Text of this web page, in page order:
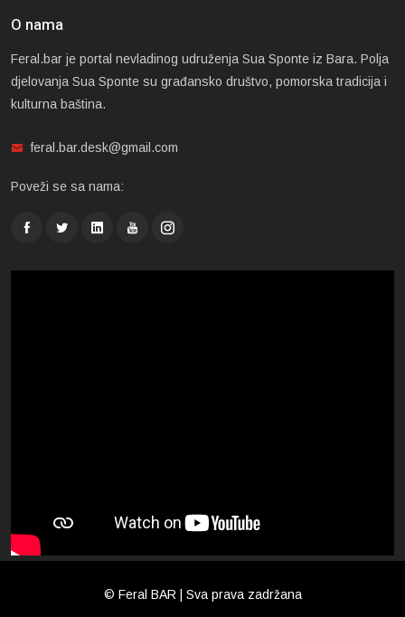
O nama
Feral.bar je portal nevladinog udruženja Sua Sponte iz Bara. Polja
djelovanja Sua Sponte su građansko društvo, pomorska tradicija i
kulturna baština.
feral.bar.desk@gmail.com
Poveži se sa nama:
© Feral BAR | Sva prava zadržana